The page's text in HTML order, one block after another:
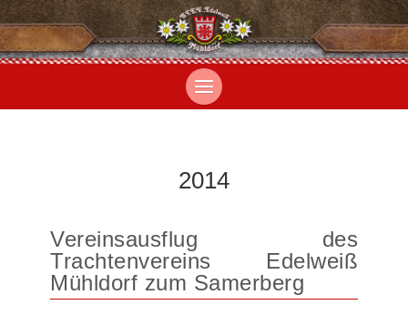
2014
Vereinsausflug des
Trachtenvereins Edelweiß
Mühldorf zum Samerberg